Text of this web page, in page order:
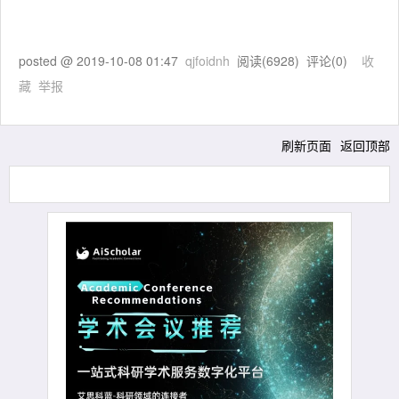
posted @ 2019-10-08 01:47 qjfoidnh 阅读(6928) 评论(0) 收
藏 举报
刷新页面 返回顶部